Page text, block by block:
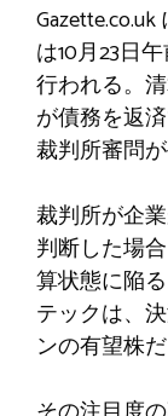
は10月23日
行われる。
が債務を返
裁判所審問
裁判所が企
判断した場
算状態に陥
テックは、
ンの有望株だ